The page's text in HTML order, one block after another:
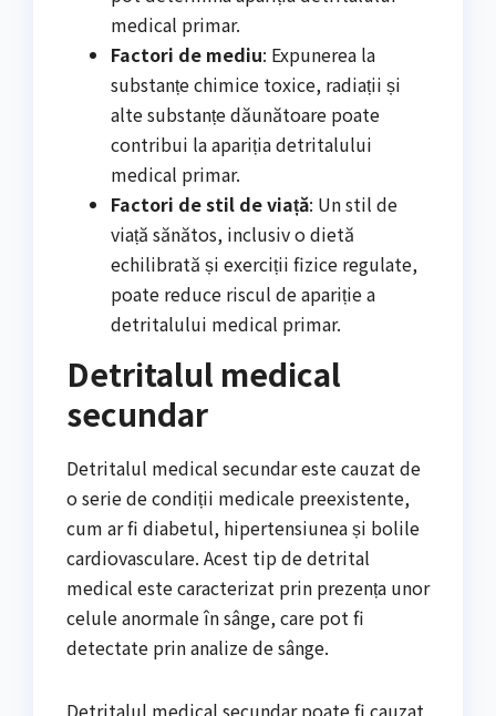
medical primar.
Factori de mediu: Expunerea la
substanțe chimice toxice, radiații și
alte substanțe dăunătoare poate
contribui la apariția detritalului
medical primar.
Factori de stil de viață: Un stil de
viață sănătos, inclusiv o dietă
echilibrată și exerciții fizice regulate,
poate reduce riscul de apariție a
detritalului medical primar.
Detritalul medical
secundar
Detritalul medical secundar este cauzat de
o serie de condiții medicale preexistente,
cum ar fi diabetul, hipertensiunea și bolile
cardiovasculare. Acest tip de detrital
medical este caracterizat prin prezența unor
celule anormale în sânge, care pot fi
detectate prin analize de sânge.
Detritalul medical secundar poate fi cauzat